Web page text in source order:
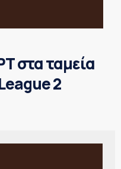
στα ταμεία
2